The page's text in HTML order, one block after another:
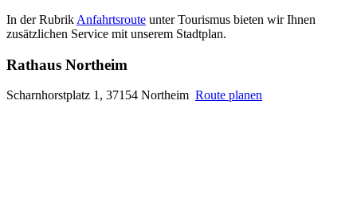
In der Rubrik Anfahrtsroute unter Tourismus bieten wir Ihnen
zusätzlichen Service mit unserem Stadtplan.
Rathaus Northeim
Scharnhorstplatz 1, 37154 Northeim Route planen